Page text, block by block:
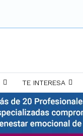
TE INTERESA